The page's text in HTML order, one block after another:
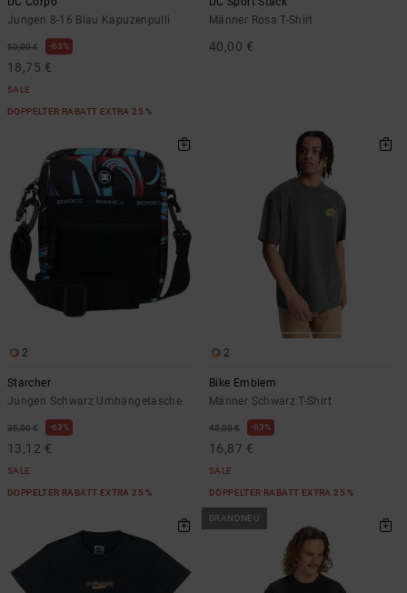
Jungen 8-16 Blau Kapuzenpulli
50,00 € 63%
18,75 €
SALE
DOPPELTER RABATT EXTRA 25 %
Männer Rosa T-Shirt
40,00 €
2
Starcher
Jungen Schwarz Umhängetasche
35,00 € 63%
13,12 €
SALE
DOPPELTER RABATT EXTRA 25 %
2
Bike Emblem
Männer Schwarz T-Shirt
45,00 € 63%
16,87 €
SALE
DOPPELTER RABATT EXTRA 25 %
BRANDNEU